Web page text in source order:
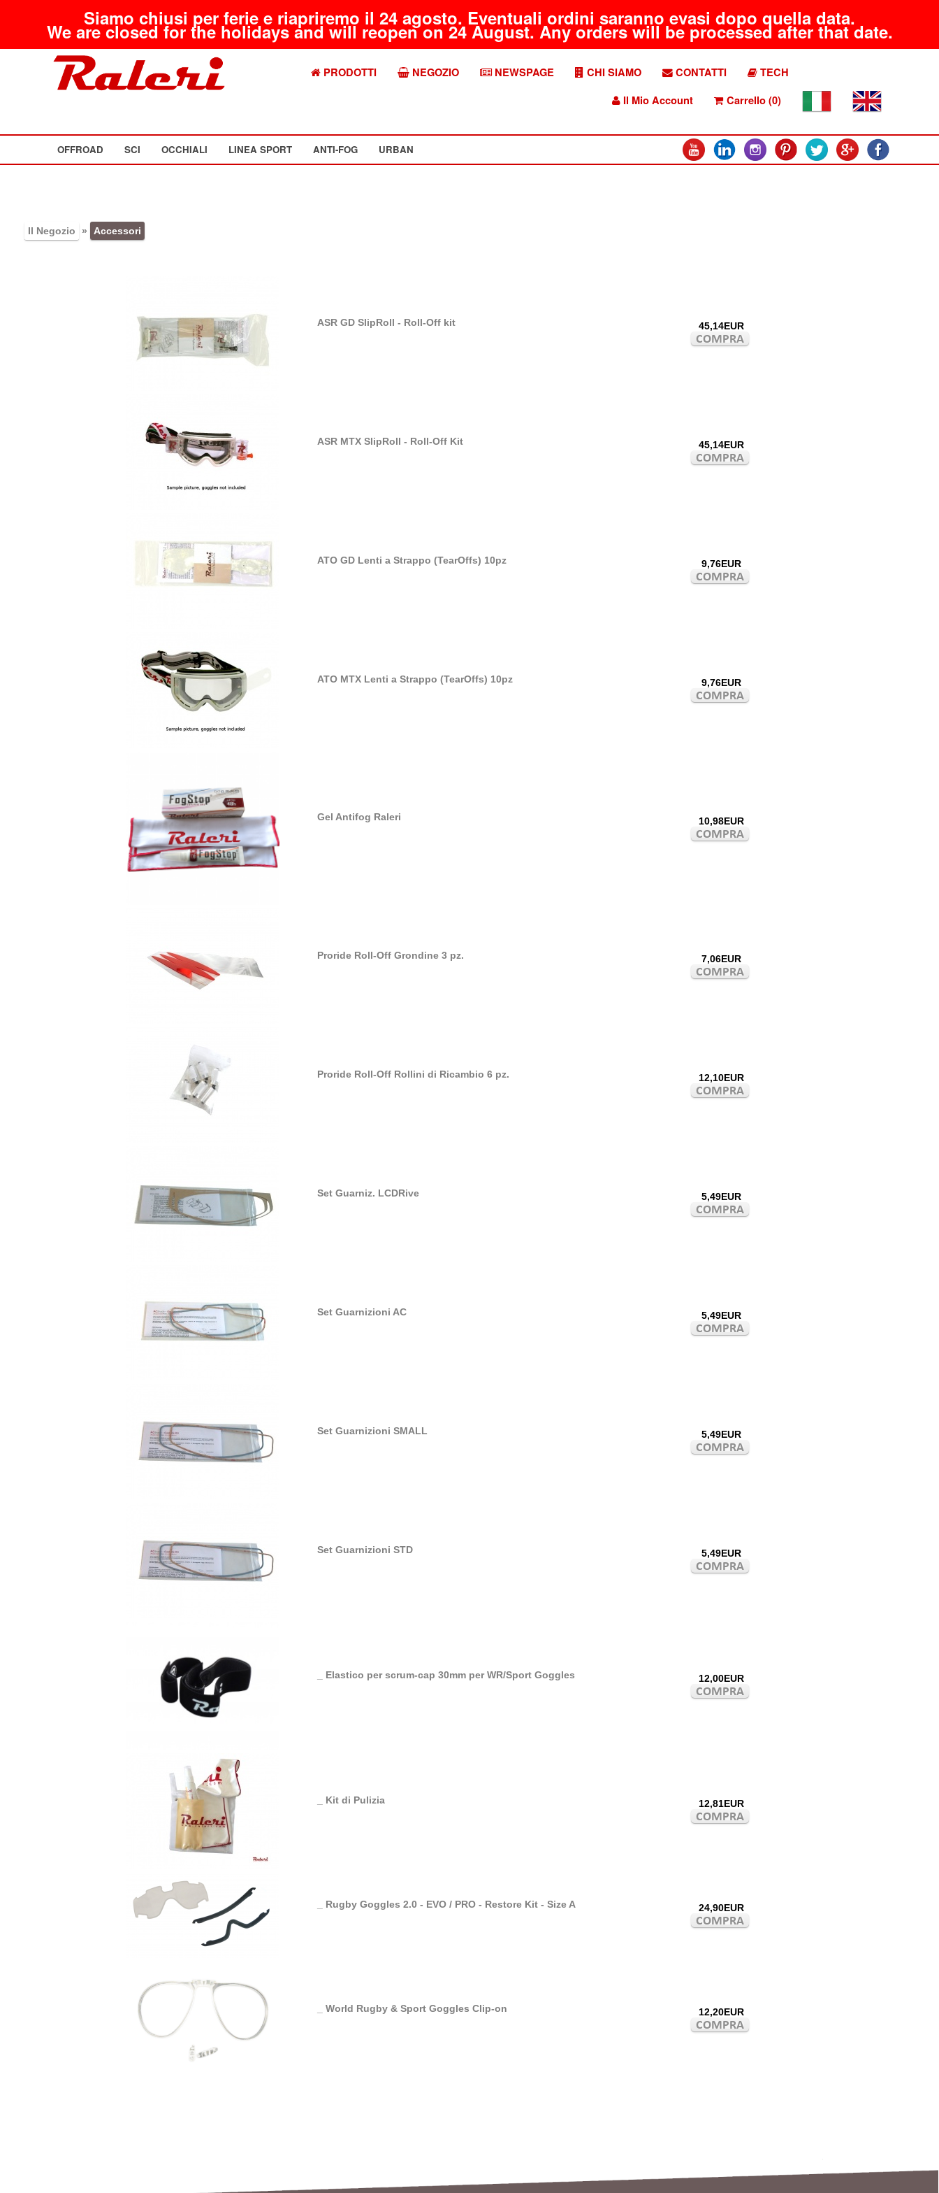
Siamo chiusi per ferie e riapriremo il 24 agosto. Eventuali ordini saranno evasi dopo quella data.
We are closed for the holidays and will reopen on 24 August. Any orders will be processed after that date.
PRODOTTI NEGOZIO NEWSPAGE CHI SIAMO CONTATTI
TECH
Il Mio Account
Carrello (0)
OFFROAD SCI OCCHIALI LINEA SPORT ANTI-FOG URBAN
Il Negozio » Accessori
ASR GD SlipRoll - Roll-Off kit 45,14EUR
ASR MTX SlipRoll - Roll-Off Kit 45,14EUR
ATO GD Lenti a Strappo (TearOffs) 10pz 9,76EUR
ATO MTX Lenti a Strappo (TearOffs) 10pz 9,76EUR
Gel Antifog Raleri 10,98EUR
Proride Roll-Off Grondine 3 pz. 7,06EUR
Proride Roll-Off Rollini di Ricambio 6 pz. 12,10EUR
Set Guarniz. LCDRive 5,49EUR
Set Guarnizioni AC 5,49EUR
Set Guarnizioni SMALL 5,49EUR
Set Guarnizioni STD 5,49EUR
_ Elastico per scrum-cap 30mm per WR/Sport Goggles 12,00EUR
_ Kit di Pulizia 12,81EUR
_ Rugby Goggles 2.0 - EVO / PRO - Restore Kit - Size A 24,90EUR
_ World Rugby & Sport Goggles Clip-on 12,20EUR